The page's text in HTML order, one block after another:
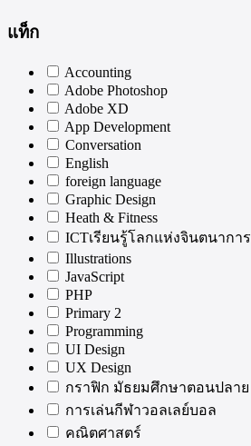
แท็ก
Accounting
Adobe Photoshop
Adobe XD
App Development
Conversation
English
foreign language
Graphic Design
Heath & Fitness
ICTเรียนรู้โลกแห่งจินตนาการ
Illustrations
JavaScript
PHP
Primary 2
Programming
UI Design
UX Design
กราฟิก มัธยมศึกษาตอนปลาย
การเล่นกีฬาวอลเลย์บอล
คณิตศาสตร์